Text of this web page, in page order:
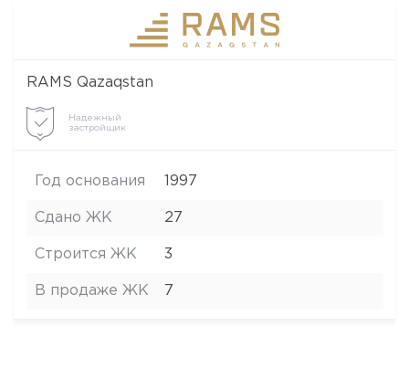
RAMS Qazaqstan
Надежный
застройщик
Год основания 1997
Сдано ЖК 27
Строится ЖК 3
В продаже ЖК 7